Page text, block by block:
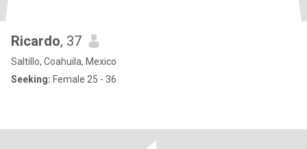
Ricardo, 37
Saltillo, Coahuila, Mexico
Seeking: Female 25 - 36